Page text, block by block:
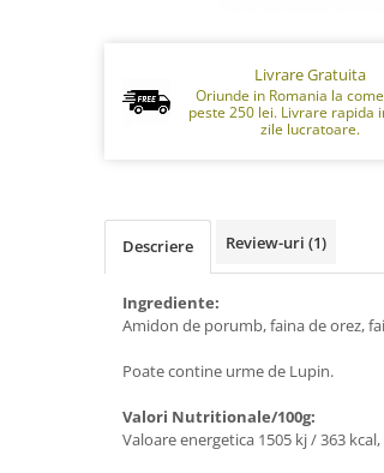
Livrare Gratuita
Oriunde in Romania la
peste 250 lei. Livrare rapida
zile lucratoare.
Descriere Review-uri (1)
Ingrediente:
Amidon de porumb, faina de orez,
Poate contine urme de Lupin.
Valori Nutritionale/100g:
Valoare energetica 1505 kj / 363